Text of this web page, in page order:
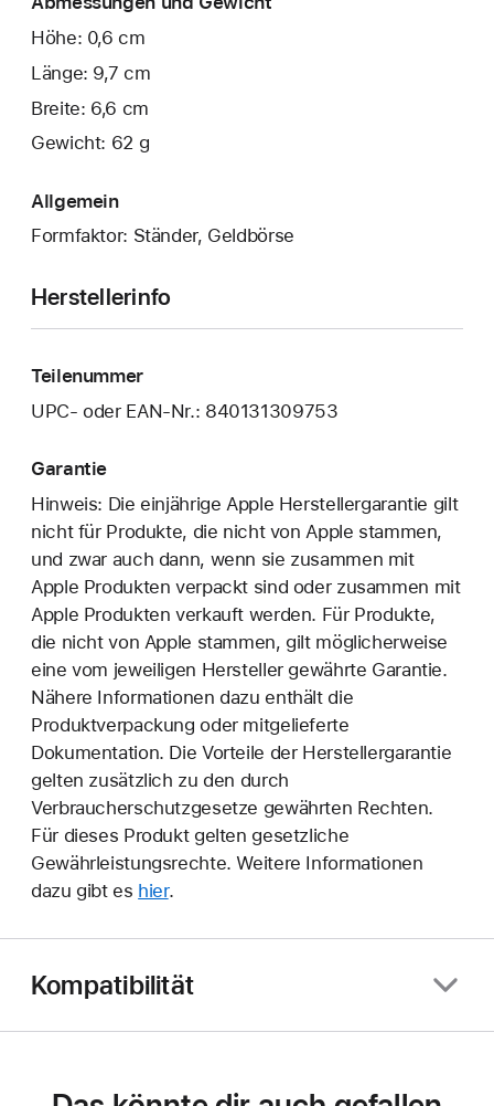
Höhe: 0,6 cm
Länge: 9,7 cm
Breite: 6,6 cm
Gewicht: 62 g
Allgemein
Formfaktor: Ständer, Geldbörse
Herstellerinfo
Teilenummer
UPC- oder EAN-Nr.: 840131309753
Garantie
Hinweis: Die einjährige Apple Herstellergarantie gilt
nicht für Produkte, die nicht von Apple stammen,
und zwar auch dann, wenn sie zusammen mit
Apple Produkten verpackt sind oder zusammen mit
Apple Produkten verkauft werden. Für Produkte,
die nicht von Apple stammen, gilt möglicherweise
eine vom jeweiligen Hersteller gewährte Garantie.
Nähere Informationen dazu enthält die
Produktverpackung oder mitgelieferte
Dokumentation. Die Vorteile der Herstellergarantie
gelten zusätzlich zu den durch
Verbraucherschutzgesetze gewährten Rechten.
Für dieses Produkt gelten gesetzliche
Gewährleistungsrechte. Weitere Informationen
dazu gibt es hier.
Kompatibilität